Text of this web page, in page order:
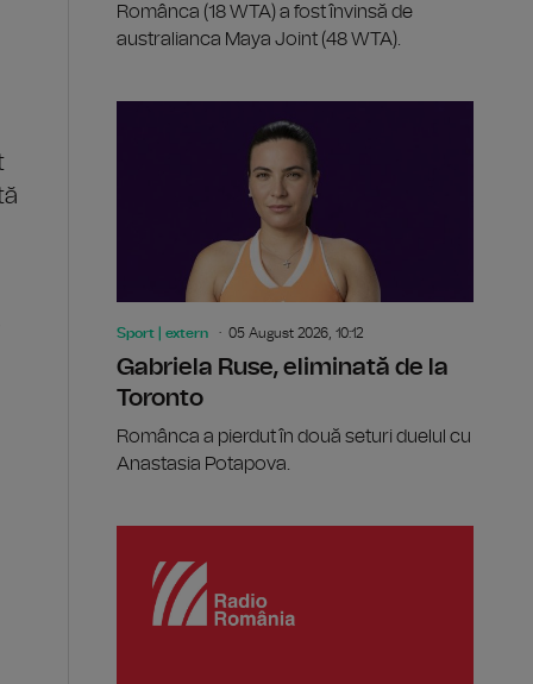
Românca (18 WTA) a fost învinsă de
australianca Maya Joint (48 WTA).
Sport | extern 05 August 2026, 10:12
Gabriela Ruse, eliminată de la
Toronto
Românca a pierdut în două seturi duelul cu
Anastasia Potapova.